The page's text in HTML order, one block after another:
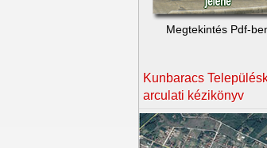
Megtekintés Pdf-
Kunbaracs
arculati kézikönyv